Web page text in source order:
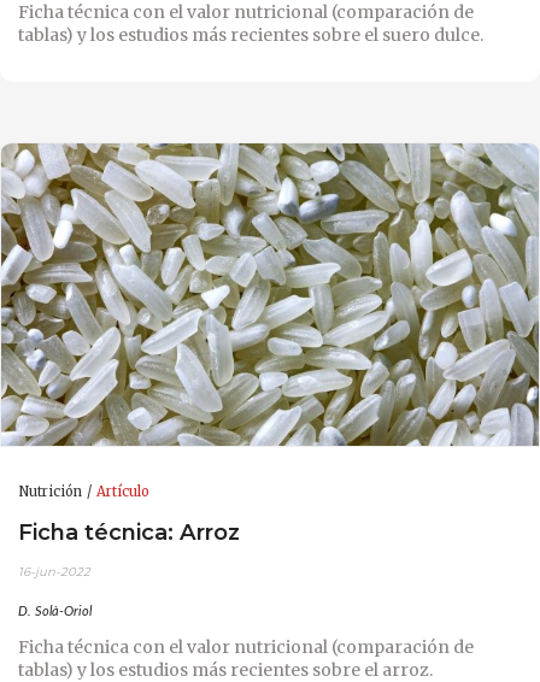
Ficha técnica con el valor nutricional (comparación de
tablas) y los estudios más recientes sobre el suero dulce.
Nutrición Artículo
Ficha técnica: Arroz
16-jun-2022
D. Solà-Oriol
Ficha técnica con el valor nutricional (comparación de
tablas) y los estudios más recientes sobre el arroz.